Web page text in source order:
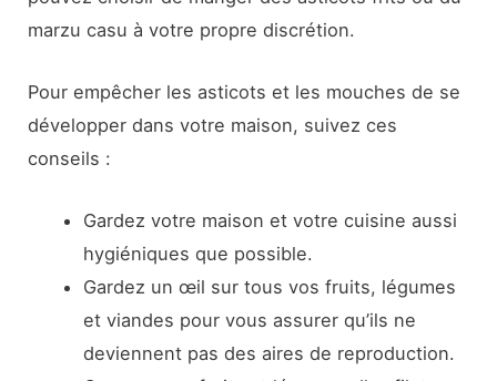
marzu casu à votre propre discrétion.
Pour empêcher les asticots et les mouches de se
développer dans votre maison, suivez ces
conseils :
Gardez votre maison et votre cuisine aussi
hygiéniques que possible.
Gardez un œil sur tous vos fruits, légumes
et viandes pour vous assurer qu’ils ne
deviennent pas des aires de reproduction.